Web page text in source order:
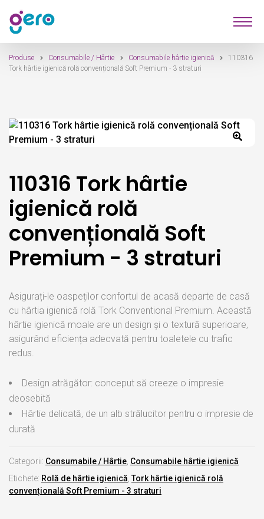
Sari
la
navigare
Sari
la
conținut
Produse
Furnizori
Contact
Produse Consumabile / Hârtie Consumabile hârtie igienică
110316
Tork hârtie igienică rolă convențională Soft Premium - 3 straturi
110316 Tork hârtie
igienică rolă
convențională Soft
Premium - 3 straturi
Asigurați-le oaspeților confortul de acasă departe de casă
cu hârtia igienică rolă Tork Conventional Premium. Această
hârtie igienică moale are un design și o textură superioare,
asigurând eficiența adecvată pentru toaletele cu trafic
redus.
Design atrăgător: conceput să creeze o impresie
deosebită
Hârtie delicată, de un alb strălucitor pentru o impresie de
durată
Categorii: Consumabile / Hârtie, Consumabile hârtie igienică
Etichete: Rolă de hârtie igienică, Tork hârtie igienică rolă
convențională Soft Premium - 3 straturi